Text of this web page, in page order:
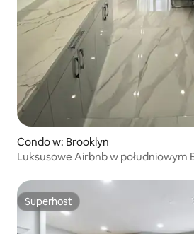
Condo w: Brooklyn
Luksusowe Airbnb w południowym
Superhost
Superhost